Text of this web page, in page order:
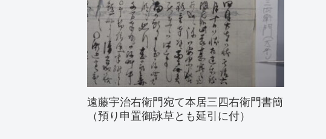
遠藤宇治右衛門宛て本居三四右衛門書簡
（預り申置御詠草とも延引に付）